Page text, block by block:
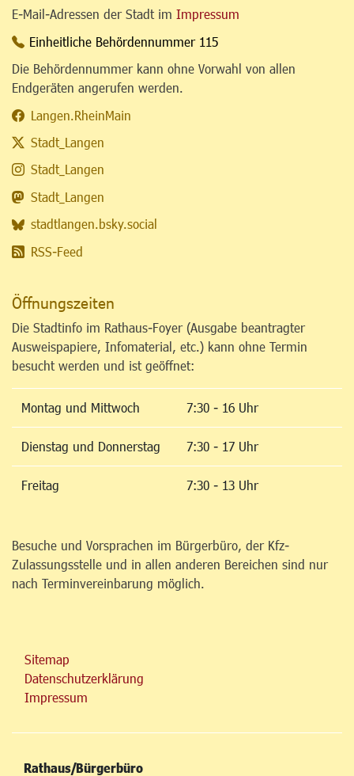
E-Mail-Adressen der Stadt im Impressum
Einheitliche Behördennummer 115
Die Behördennummer kann ohne Vorwahl von allen
Endgeräten angerufen werden.
Langen.RheinMain
Stadt_Langen
Stadt_Langen
Stadt_Langen
stadtlangen.bsky.social
RSS-Feed
Öffnungszeiten
Die Stadtinfo im Rathaus-Foyer (Ausgabe beantragter
Ausweispapiere, Infomaterial, etc.) kann ohne Termin
besucht werden und ist geöffnet:
Montag und Mittwoch 7:30 - 16 Uhr
Dienstag und Donnerstag 7:30 - 17 Uhr
Freitag 7:30 - 13 Uhr
Besuche und Vorsprachen im Bürgerbüro, der Kfz-
Zulassungsstelle und in allen anderen Bereichen sind nur
nach Terminvereinbarung möglich.
Sitemap
Datenschutzerklärung
Impressum
Rathaus/Bürgerbüro